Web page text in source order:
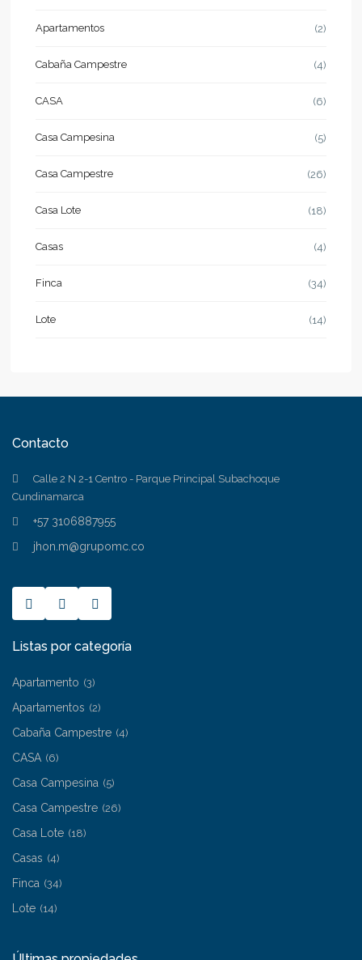
Apartamentos (2)
Cabaña Campestre (4)
CASA (6)
Casa Campesina (5)
Casa Campestre (26)
Casa Lote (18)
Casas (4)
Finca (34)
Lote (14)
Contacto
Calle 2 N 2-1 Centro - Parque Principal Subachoque
Cundinamarca
+57 3106887955
jhon.m@grupomc.co
Listas por categoría
Apartamento (3)
Apartamentos (2)
Cabaña Campestre (4)
CASA (6)
Casa Campesina (5)
Casa Campestre (26)
Casa Lote (18)
Casas (4)
Finca (34)
Lote (14)